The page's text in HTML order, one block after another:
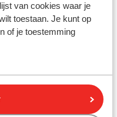
van cookies waar je
toestaan. Je kunt op
of je toestemming